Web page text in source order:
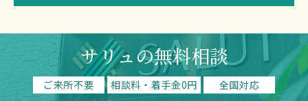
サリュの無料相談
ご来所不要 相談料・着手金0円
全国対応